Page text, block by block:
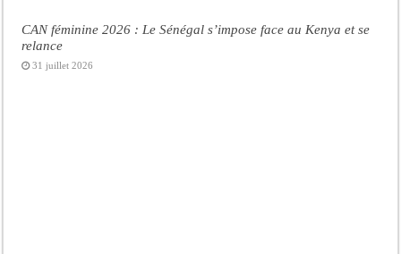
CAN féminine 2026 : Le Sénégal s’impose face au Kenya et se
relance
31 juillet 2026